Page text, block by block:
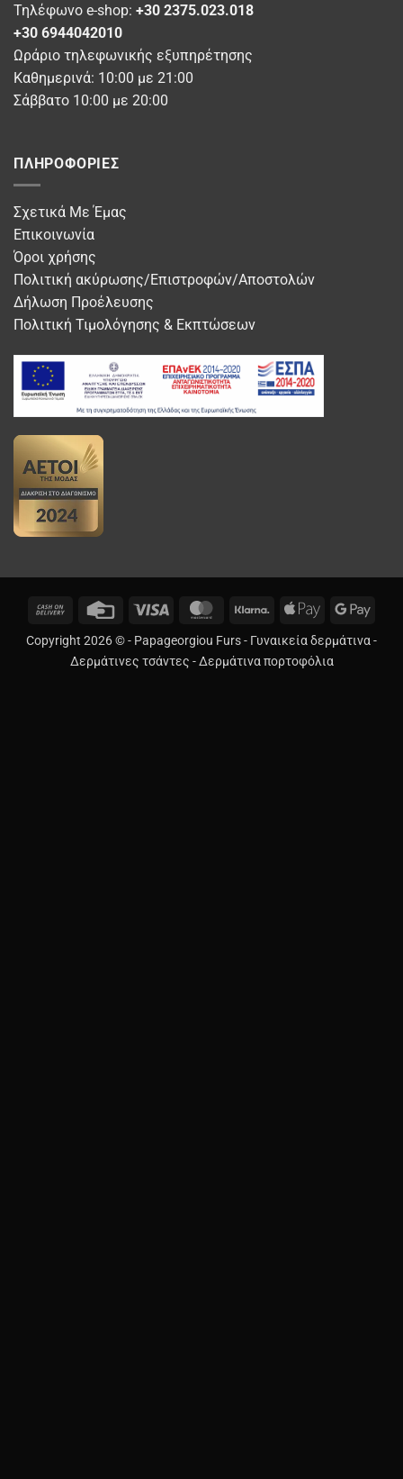
Τηλέφωνο e-shop: +30 2375.023.018
+30 6944042010
Ωράριο τηλεφωνικής εξυπηρέτησης
Καθημερινά: 10:00 με 21:00
Σάββατο 10:00 με 20:00
ΠΛΗΡΟΦΟΡΊΕΣ
Σχετικά Με Έμας
Επικοινωνία
Όροι χρήσης
Πολιτική ακύρωσης/Επιστροφών/Αποστολών
Δήλωση Προέλευσης
Πολιτική Τιμολόγησης & Εκπτώσεων
Cash
Delivery
Credit
Visa MasterCardKlarna
Apple
Copyright 2026 © - Papageorgiou Furs- Γυναικεία δερμάτινα-
Δερμάτινες τσάντες -Δερμάτινα πορτοφόλια